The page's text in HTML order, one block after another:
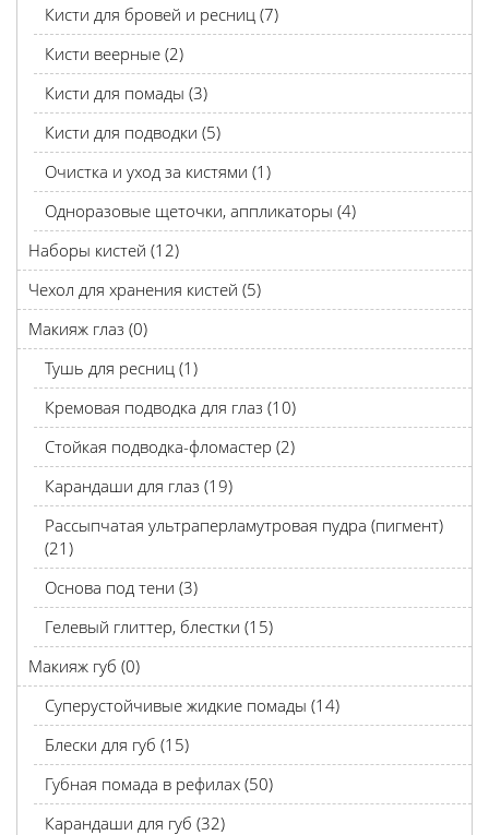
Кисти для бровей и ресниц (7)
Кисти веерные (2)
Кисти для помады (3)
Кисти для подводки (5)
Очистка и уход за кистями (1)
Одноразовые щеточки, аппликаторы (4)
Наборы кистей (12)
Чехол для хранения кистей (5)
Макияж глаз (0)
Тушь для ресниц (1)
Кремовая подводка для глаз (10)
Стойкая подводка-фломастер (2)
Карандаши для глаз (19)
Рассыпчатая ультраперламутровая пудра (пигмент)
(21)
Основа под тени (3)
Гелевый глиттер, блестки (15)
Макияж губ (0)
Суперустойчивые жидкие помады (14)
Блески для губ (15)
Губная помада в рефилах (50)
Карандаши для губ (32)